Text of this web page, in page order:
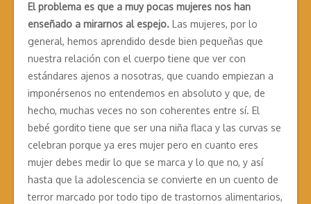
El problema es que a muy pocas mujeres nos han
enseñado a mirarnos al espejo. Las mujeres, por lo
general, hemos aprendido desde bien pequeñas que
nuestra relación con el cuerpo tiene que ver con
estándares ajenos a nosotras, que cuando empiezan a
imponérsenos no entendemos en absoluto y que, de
hecho, muchas veces no son coherentes entre sí. El
bebé gordito tiene que ser una niña flaca y las curvas se
celebran porque ya eres mujer pero en cuanto eres
mujer debes medir lo que se marca y lo que no, y así
hasta que la adolescencia se convierte en un cuento de
terror marcado por todo tipo de trastornos alimentarios,